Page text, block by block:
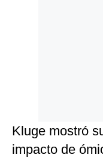
Kluge mostró
impacto de